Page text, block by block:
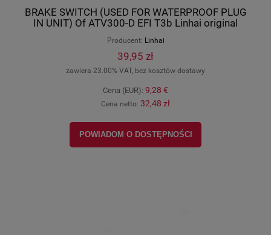
BRAKE SWITCH (USED FOR WATERPROOF PLUG
IN UNIT) Of ATV300-D EFI T3b Linhai original
Producent: Linhai
39,95 zł
zawiera 23.00% VAT, bez kosztów dostawy
Cena (EUR): 9,28 €
Cena netto: 32,48 zł
POWIADOM O DOSTĘPNOŚCI